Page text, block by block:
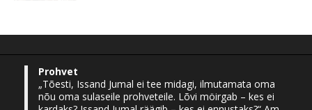
Prohvet
„Tõesti, Issand Jumal ei tee midagi, ilmutamata oma
nõu oma sulaseile prohveteile. Lõvi möirgab – kes ei